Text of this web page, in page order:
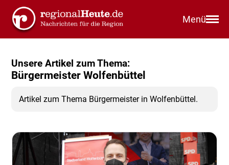
Menü
Unsere Artikel zum Thema:
Bürgermeister Wolfenbüttel
Artikel zum Thema Bürgermeister in Wolfenbüttel.